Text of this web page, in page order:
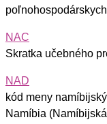
NAC
Skratka učebného
NAD
kód meny
Namíbia